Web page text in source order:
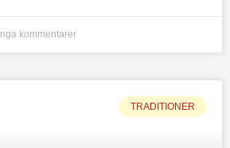
Inga kommentarer
TRADITIONER